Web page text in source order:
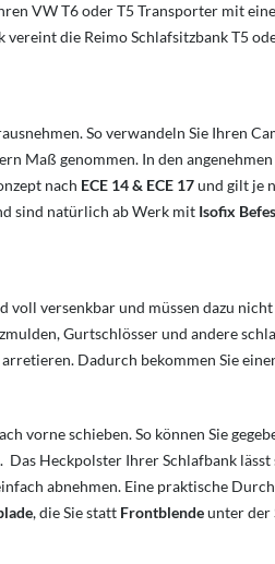
VW T6 oder T5 Transporter mit
die Reimo Schlafsitzbank T5
So verwandeln Sie Ihren
genommen. In den
nach ECE 14 & ECE 17und gilt je
sind natürlich ab Werk mit Isofix
versenkbar und müssen dazu
Gurtschlösser und andere
Dadurch bekommen Sie
vorne schieben. So können Sie
Heckpolster Ihrer Schlafbank
abnehmen. Eine praktische
, die Sie statt Frontblendeunter der